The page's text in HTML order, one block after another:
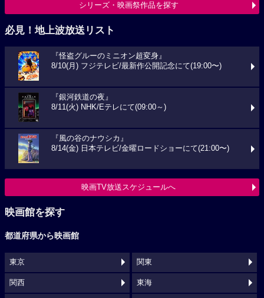
シリーズ・映画祭作品を探す
必見！地上波放送リスト
『怪盗グルーのミニオン超変身』
8/10(月) フジテレビ/最新作公開記念にて(19:00〜)
『銀河鉄道の夜』
8/11(火) NHK/Eテレにて(09:00～)
『風の谷のナウシカ』
8/14(金) 日本テレビ/金曜ロードショーにて(21:00〜)
映画TV放送スケジュールへ
映画館を探す
都道府県から映画館
東京 関東
関西 東海